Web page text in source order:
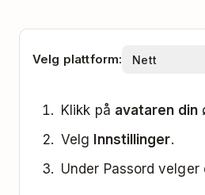
Velg plattform:
Klikk på avataren din
Velg Innstillinger.
Under Passord velger